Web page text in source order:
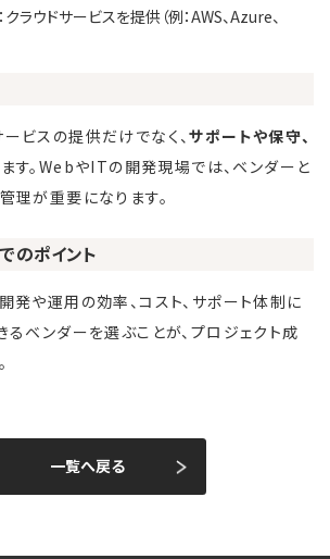
：クラウドサービスを提供（例：AWS、Azure、
ビスの提供だけでなく、サポートや保守、
す。WebやITの開発現場では、ベンダーと
理が重要になります。
のポイント
発や運用の効率、コスト、サポート体制に
るベンダーを選ぶことが、プロジェクト成
一覧へ戻る